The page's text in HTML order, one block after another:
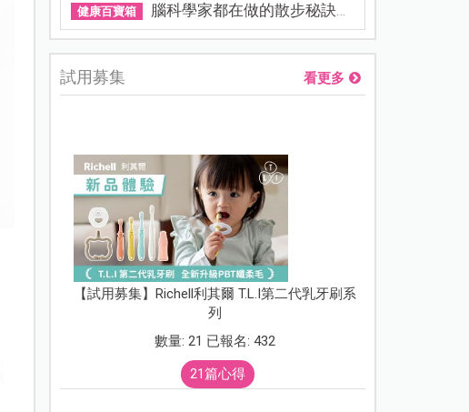
健康百寶箱 腦科學家都在做的散步秘訣！...
試用募集 看更多
【試用募集】Richell利其爾 T.L.I第二代乳牙刷系
列
數量: 21 已報名: 432
21篇心得